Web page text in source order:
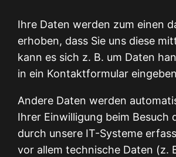
Ihre Daten werden zum einen
erhoben, dass Sie uns diese
kann es sich z. B. um Daten
in ein Kontaktformular
Andere Daten werden
Ihrer Einwilligung beim Besuch
durch unsere IT-Systeme
vor allem technische Daten (z.